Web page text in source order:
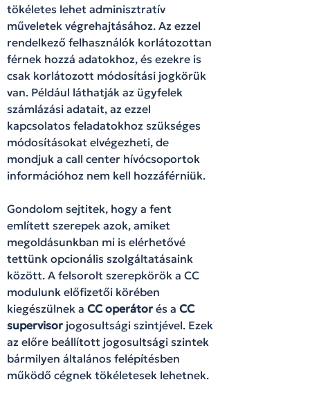
tökéletes lehet adminisztratív
műveletek végrehajtásához. Az ezzel
rendelkező felhasználók korlátozottan
férnek hozzá adatokhoz, és ezekre is
csak korlátozott módosítási jogkörük
van. Például láthatják az ügyfelek
számlázási adatait, az ezzel
kapcsolatos feladatokhoz szükséges
módosításokat elvégezheti, de
mondjuk a call center hívócsoportok
információhoz nem kell hozzáférniük.
Gondolom sejtitek, hogy a fent
említett szerepek azok, amiket
megoldásunkban mi is elérhetővé
tettünk opcionális szolgáltatásaink
között. A felsorolt szerepkörök a CC
modulunk előfizetői körében
kiegészülnek a CC operátor és a CC
supervisor jogosultsági szintjével. Ezek
az előre beállított jogosultsági szintek
bármilyen általános felépítésben
működő cégnek tökéletesek lehetnek.